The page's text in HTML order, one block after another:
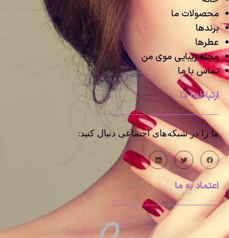
محصولات ما
برندها
عطرها
مجله زیبایی موی من
تماس با ما
ارتباط با ما
ما را در شبکه‌های اجتماعی دنبال کنید:
اعتماد به ما